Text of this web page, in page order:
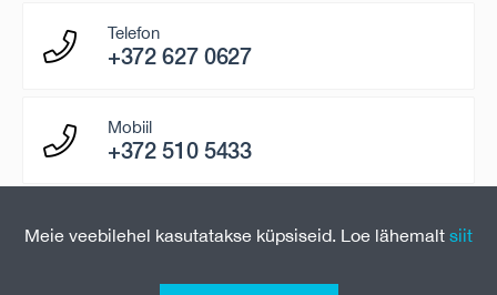
Telefon
+372 627 0627
Mobiil
+372 510 5433
paring@uniontravel.ee
Meie veebilehel kasutatakse küpsiseid. Loe lähemalt siit